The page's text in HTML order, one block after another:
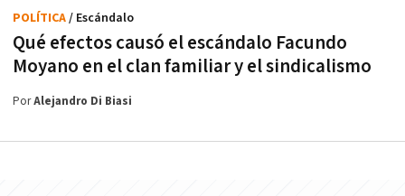
Qué efectos causó el escándalo Facundo
Moyano en el clan familiar y el sindicalismo
POLÍTICA/ Escándalo
PorAlejandro Di Biasi